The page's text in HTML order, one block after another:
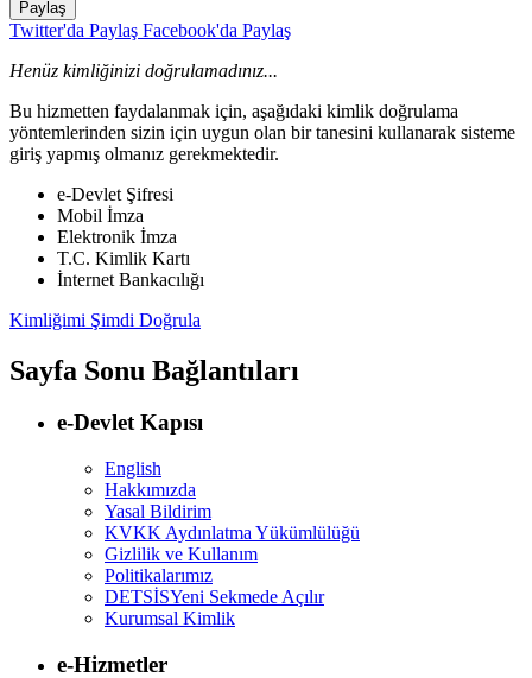
Paylaş
Twitter'da Paylaş Facebook'da Paylaş
Henüz kimliğinizi doğrulamadınız...
Bu hizmetten faydalanmak için, aşağıdaki kimlik doğrulama
yöntemlerinden sizin için uygun olan bir tanesini kullanarak sisteme
giriş yapmış olmanız gerekmektedir.
e-Devlet Şifresi
Mobil İmza
Elektronik İmza
T.C. Kimlik Kartı
İnternet Bankacılığı
Kimliğimi Şimdi Doğrula
Sayfa Sonu Bağlantıları
e-Devlet Kapısı
English
Hakkımızda
Yasal Bildirim
KVKK Aydınlatma Yükümlülüğü
Gizlilik ve Kullanım
Politikalarımız
DETSİSYeni Sekmede Açılır
Kurumsal Kimlik
e-Hizmetler